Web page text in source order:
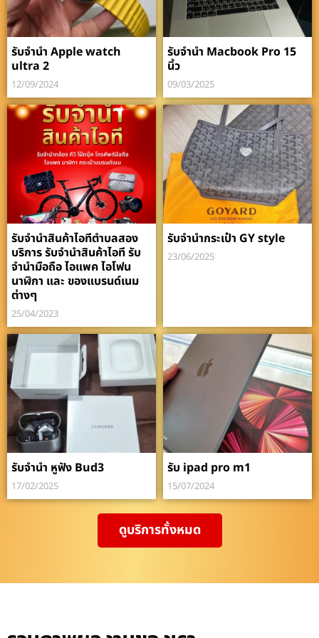
รับจำนำ Apple watch
ultra 2
12/09/2024
รับจำนำ Macbook Pro 15
นิ้ว
09/03/2025
รับจำนำสินค้าไอทีตำบลสอง
บริการ รับจำนำสินค้าไอที รับ
จำนำมือถือ ไอแพค ไอโฟน
นาฬิกา และ ของแบรนด์เนม
ต่างๆ
25/04/2023
รับจำนำกระเป๋า GY style
23/06/2025
รับจำนำ หูฟัง Bud3
17/02/2025
รับ ipad pro m1
15/07/2024
ดูบริการทั้งหมด